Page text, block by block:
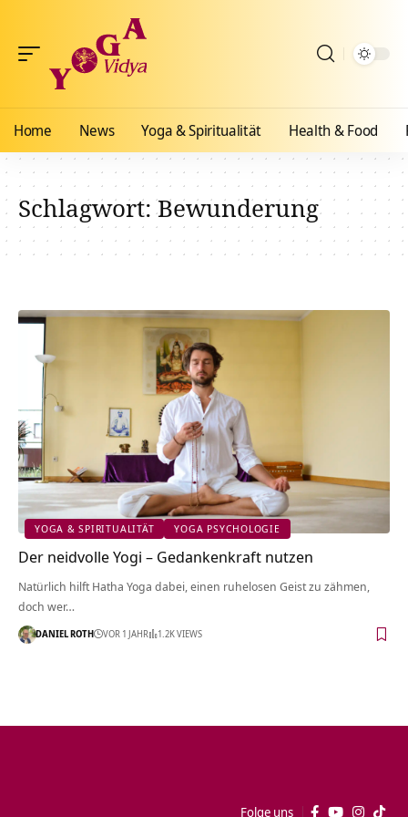
Home News Yoga & Spiritualität Health & Food
Schlagwort:Bewunderung
YOGA & SPIRITUALITÄT YOGA PSYCHOLOGIE
Der neidvolle Yogi – Gedankenkraft nutzen
Natürlich hilft Hatha Yoga dabei, einen ruhelosen Geist zu zähmen,
doch wer…
DANIEL ROTH VOR 1 JAHR 1.2K VIEWS
Folge uns